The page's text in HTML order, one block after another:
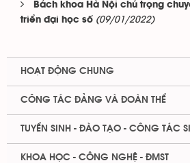
Bách khoa Hà Nội chú trọng
triển đại học số (09/01/2022)
HOẠT ĐỘNG CHUNG
CÔNG TÁC ĐẢNG VÀ ĐOÀN THỂ
TUYỂN SINH - ĐÀO TẠO - CÔNG TÁC
KHOA HỌC - CÔNG NGHỆ - ĐMST